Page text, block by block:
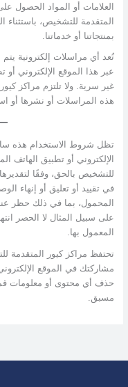
العلامات أو المواد الحصول
المتقدمة للتشخيص، باستثناء
بمنتجاتنا أو خدماتنا.
تُعد أي مراسلات إلكترونية
عبر هذا الموقع الإلكتروني
غير سرية. ولا تلتزم مراكز
هذه المراسلات أو نشرها أو
تظل شروط الاستخدام هذه
الإلكتروني أو تطبيق الهاتف
للتشخيص بالحق، وفقًا
في تقييد أو تعليق أو إنهاء
على سبيل المثال لا الحصر
المعمول بها.
تحتفظ مراكز كيور المتقدمة
مشاركتك في الموقع
حذف أي محتوى أو معلومات
مسبق.